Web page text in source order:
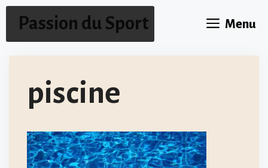
Aller
contenu
Passion du Sport Menu
piscine